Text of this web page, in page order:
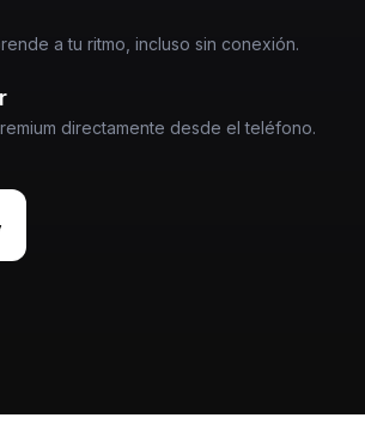
a tu ritmo, incluso sin conexión.
directamente desde el teléfono.